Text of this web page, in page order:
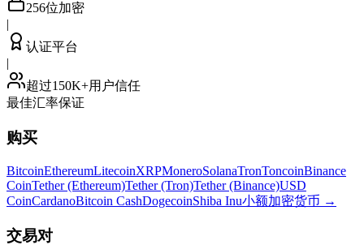
256位加密
|
认证平台
|
超过150K+用户信任
最佳汇率保证
购买
BitcoinEthereumLitecoinXRPMoneroSolanaTronToncoinBinance
CoinTether (Ethereum)Tether (Tron)Tether (Binance)USD
CoinCardanoBitcoin CashDogecoinShiba Inu小额加密货币 →
交易对